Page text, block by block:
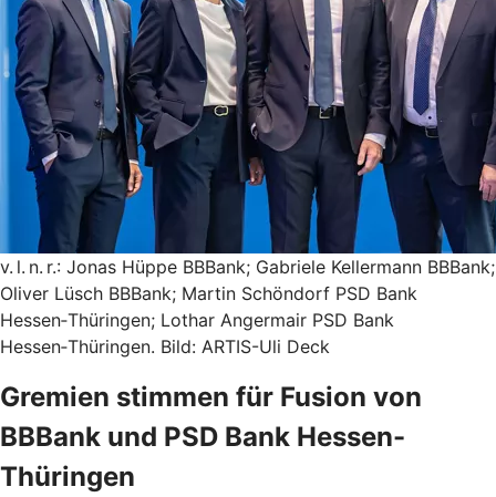
v. l. n. r.: Jonas Hüppe BBBank; Gabriele Kellermann BBBank;
Oliver Lüsch BBBank; Martin Schöndorf PSD Bank
Hessen‑Thüringen; Lothar Angermair PSD Bank
Hessen‑Thüringen. Bild: ARTIS-Uli Deck
Gremien stimmen für Fusion von
BBBank und PSD Bank Hessen-
Thüringen